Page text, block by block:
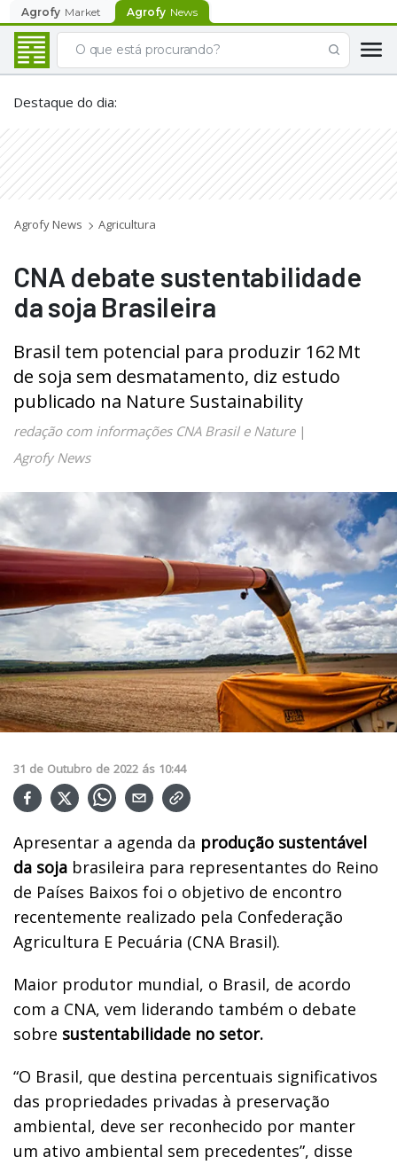
Agrofy Market Agrofy News
Destaque do dia:
Agrofy News Agricultura
CNA debate sustentabilidade
da soja Brasileira
Brasil tem potencial para produzir 162 Mt
de soja sem desmatamento, diz estudo
publicado na Nature Sustainability
redação com informações CNA Brasil e Nature|
Agrofy News
31 de Outubro de 2022 ás 10:44
Apresentar a agenda da produção sustentável
da soja brasileira para representantes do Reino
de Países Baixos foi o objetivo de encontro
recentemente realizado pela Confederação
Agricultura E Pecuária (CNA Brasil).
Maior produtor mundial, o Brasil, de acordo
com a CNA, vem liderando também o debate
sobre sustentabilidade no setor.
“O Brasil, que destina percentuais significativos
das propriedades privadas à preservação
ambiental, deve ser reconhecido por manter
um ativo ambiental sem precedentes”, disse